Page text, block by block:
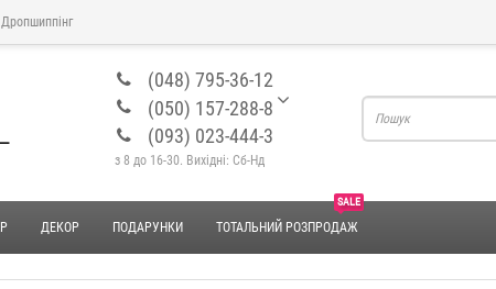
Дропшиппінг
(048) 795-36-12
(050) 157-288-8
(093) 023-444-3
з 8 до 16-30. Вихідні: Сб-Нд
ДЕКОР ПОДАРУНКИ
SALE
ТОТАЛЬНИЙ РОЗПРОДАЖ